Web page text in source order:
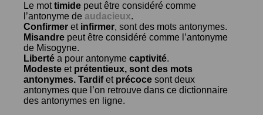
Le mottimide peut être considéré comme
l’antonyme de audacieux.
Confirmer et infirmer, sont des mots antonymes.
Misandre peut être considéré comme l’antonyme
de Misogyne.
Liberté a pour antonyme captivité.
Modeste et prétentieux, sont des mots
antonymes. Tardifet précoce sont deux
antonymes que l’on retrouve dans ce dictionnaire
des antonymes en ligne.